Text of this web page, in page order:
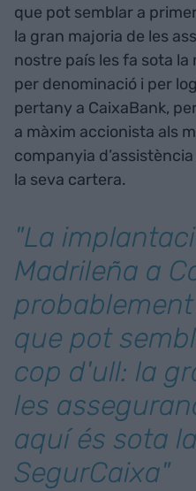
que pot semblar a
la gran majoria de les
nostre país les fa sota la
per denominació i per
pertany a CaixaBank,
a màxim accionista als
companyia
la seva cartera.
"La
Madrileña a
que pot
cop d'ull: la
les
aquí és sota
SegurCaixa"